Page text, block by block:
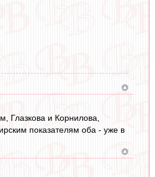
Глазкова и Корнилова,
показателям оба - уже в